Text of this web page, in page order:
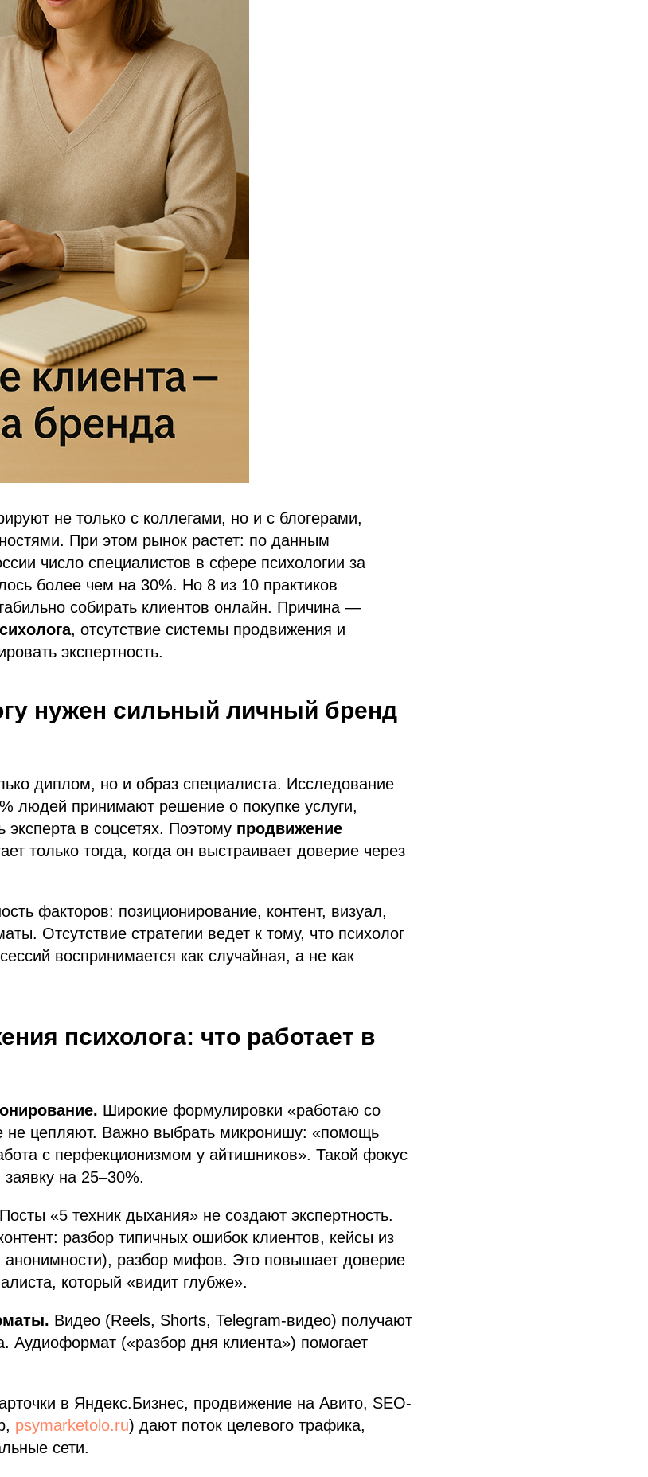
не только с коллегами, но и с блогерами,
При этом рынок растет: по данным
число специалистов в сфере психологии за
более чем на 30%. Но 8 из 10 практиков
собирать клиентов онлайн. Причина —
, отсутствие системы продвижения и
экспертность.
нужен сильный личный бренд
диплом, но и образ специалиста. Исследование
людей принимают решение о покупке услуги,
эксперта в соцсетях. Поэтому продвижение
только тогда, когда он выстраивает доверие через
факторов: позиционирование, контент, визуал,
Отсутствие стратегии ведет к тому, что психолог
воспринимается как случайная, а не как
психолога: что работает в
Широкие формулировки «работаю со
не цепляют. Важно выбрать микронишу: «помощь
с перфекционизмом у айтишников». Такой фокус
на 25–30%.
Посты «5 техник дыхания» не создают экспертность.
разбор типичных ошибок клиентов, кейсы из
анонимности), разбор мифов. Это повышает доверие
который «видит глубже».
Видео (Reels, Shorts, Telegram-видео) получают
Аудиоформат («разбор дня клиента») помогает
в Яндекс.Бизнес, продвижение на Авито, SEO-
psymarketolo.ru) дают поток целевого трафика,
сети.